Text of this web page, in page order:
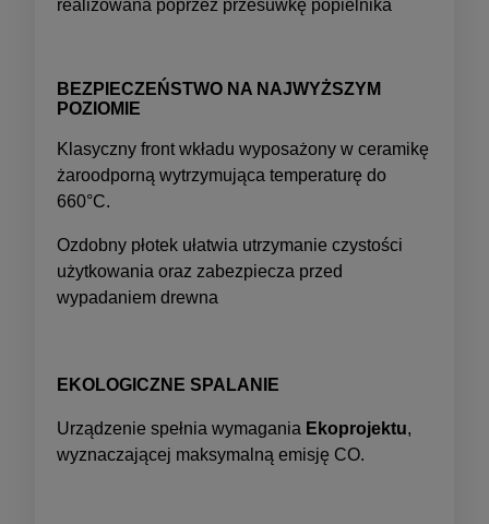
realizowana poprzez przesuwkę popielnika
BEZPIECZEŃSTWO NA NAJWYŻSZYM
POZIOMIE
Klasyczny front wkładu wyposażony w ceramikę
żaroodporną wytrzymująca temperaturę do
660°C.
Ozdobny płotek ułatwia utrzymanie czystości
użytkowania oraz zabezpiecza przed
wypadaniem drewna
EKOLOGICZNE SPALANIE
Urządzenie spełnia wymagania Ekoprojektu,
wyznaczającej maksymalną emisję CO.